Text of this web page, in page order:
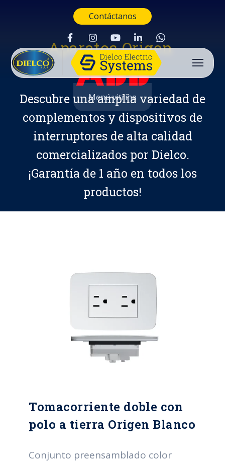
Contáctanos
Buscar
Menú vitrina
Aparatos Origen
Descubre una amplia variedad de
complementos y dispositivos de
interruptores de alta calidad
comercializados por Dielco.
¡Garantía de 1 año en todos los
productos!
Tomacorriente doble con
polo a tierra Origen Blanco
Conjunto preensamblado color